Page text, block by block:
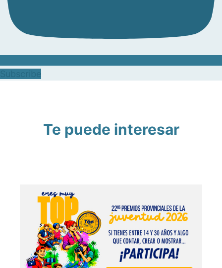
Te puede interesar